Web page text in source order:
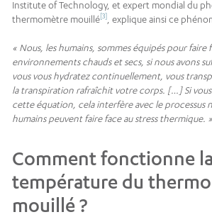
Institute of Technology, et expert mondial du
thermomètre mouillé[3] , explique ainsi ce
« Nous, les humains, sommes équipés pour faire
environnements chauds et secs, si nous avons
vous vous hydratez continuellement, vous
la transpiration rafraîchit votre corps. […] Si vous
cette équation, cela interfère avec le processus
humains peuvent faire face au stress thermique. »
Comment fonctionne la
température du
mouillé ?